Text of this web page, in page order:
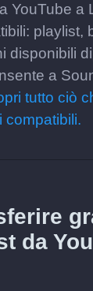
YouTube a
playlist,
disponibili
a
tutto ciò
compatibili.
da